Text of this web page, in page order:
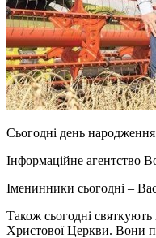
Сьогодні день
Інформаційне агентство
Іменинники сьогодні –
Також сьогодні святкують
Христової Церкви. Вони